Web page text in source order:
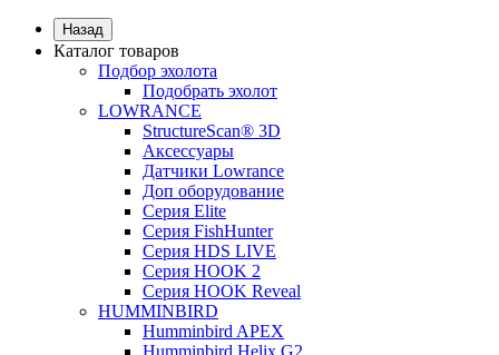
Назад
Каталог товаров
Подбор эхолота
Подобрать эхолот
LOWRANCE
StructureScan® 3D
Аксессуары
Датчики Lowrance
Доп оборудование
Серия Elite
Серия FishHunter
Серия HDS LIVE
Серия HOOK 2
Серия HOOK Reveal
HUMMINBIRD
Humminbird APEX
Humminbird Helix G2